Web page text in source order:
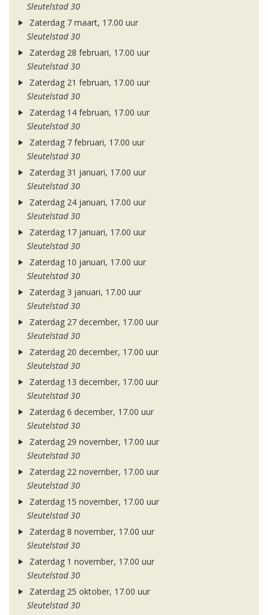
Sleutelstad 30
Zaterdag 7 maart, 17.00 uur
Sleutelstad 30
Zaterdag 28 februari, 17.00 uur
Sleutelstad 30
Zaterdag 21 februari, 17.00 uur
Sleutelstad 30
Zaterdag 14 februari, 17.00 uur
Sleutelstad 30
Zaterdag 7 februari, 17.00 uur
Sleutelstad 30
Zaterdag 31 januari, 17.00 uur
Sleutelstad 30
Zaterdag 24 januari, 17.00 uur
Sleutelstad 30
Zaterdag 17 januari, 17.00 uur
Sleutelstad 30
Zaterdag 10 januari, 17.00 uur
Sleutelstad 30
Zaterdag 3 januari, 17.00 uur
Sleutelstad 30
Zaterdag 27 december, 17.00 uur
Sleutelstad 30
Zaterdag 20 december, 17.00 uur
Sleutelstad 30
Zaterdag 13 december, 17.00 uur
Sleutelstad 30
Zaterdag 6 december, 17.00 uur
Sleutelstad 30
Zaterdag 29 november, 17.00 uur
Sleutelstad 30
Zaterdag 22 november, 17.00 uur
Sleutelstad 30
Zaterdag 15 november, 17.00 uur
Sleutelstad 30
Zaterdag 8 november, 17.00 uur
Sleutelstad 30
Zaterdag 1 november, 17.00 uur
Sleutelstad 30
Zaterdag 25 oktober, 17.00 uur
Sleutelstad 30